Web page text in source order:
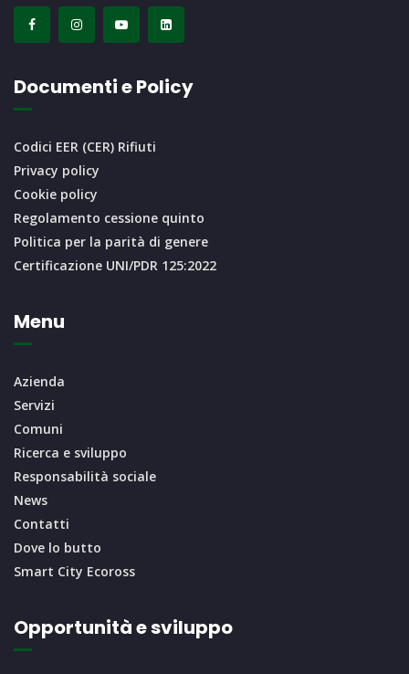
Documenti e Policy
Codici EER (CER) Rifiuti
Privacy policy
Cookie policy
Regolamento cessione quinto
Politica per la parità di genere
Certificazione UNI/PDR 125:2022
Menu
Azienda
Servizi
Comuni
Ricerca e sviluppo
Responsabilità sociale
News
Contatti
Dove lo butto
Smart City Ecoross
Opportunità e sviluppo